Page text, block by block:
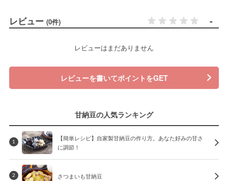
レビュー (0件) -
レビューはまだありません
レビューを書いてポイントをGET
甘納豆の人気ランキング
1
【簡単レシピ】自家製甘納豆の作り方。あなた好みの甘さ
に調節！
2 さつまいも甘納豆